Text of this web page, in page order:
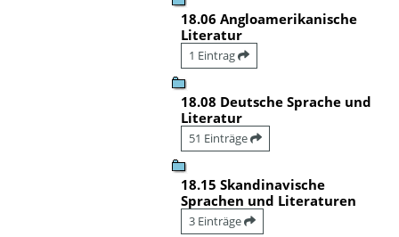
18.06 Angloamerikanische
Literatur
1 Eintrag
18.08 Deutsche Sprache und
Literatur
51 Einträge
18.15 Skandinavische
Sprachen und Literaturen
3 Einträge